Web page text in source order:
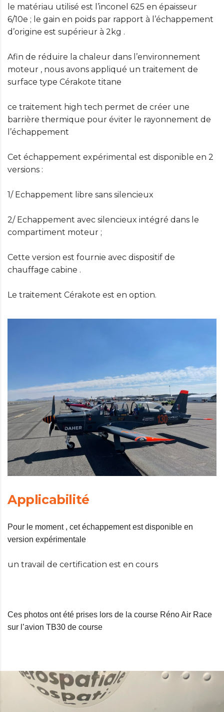
le matériau utilisé est l’inconel 625 en épaisseur
6/10e ; le gain en poids par rapport à l’échappement
d’origine est supérieur à 2kg .
Afin de réduire la chaleur dans l’environnement
moteur , nous avons appliqué un traitement de
surface type Cérakote titane
ce traitement high tech permet de créer une
barrière thermique pour éviter le rayonnement de
l’échappement
Cet échappement expérimental est disponible en 2
versions :
1/ Echappement libre sans silencieux
2/ Echappement avec silencieux intégré dans le
compartiment moteur ;
Cette version est fournie avec dispositif de
chauffage cabine .
Le traitement Cérakote est en option.
Applicabilité
Pour le moment , cet échappement est disponible en
version expérimentale
un travail de certification est en cours
Ces photos ont été prises lors de la course Réno Air Race
sur l’avion TB30 de course